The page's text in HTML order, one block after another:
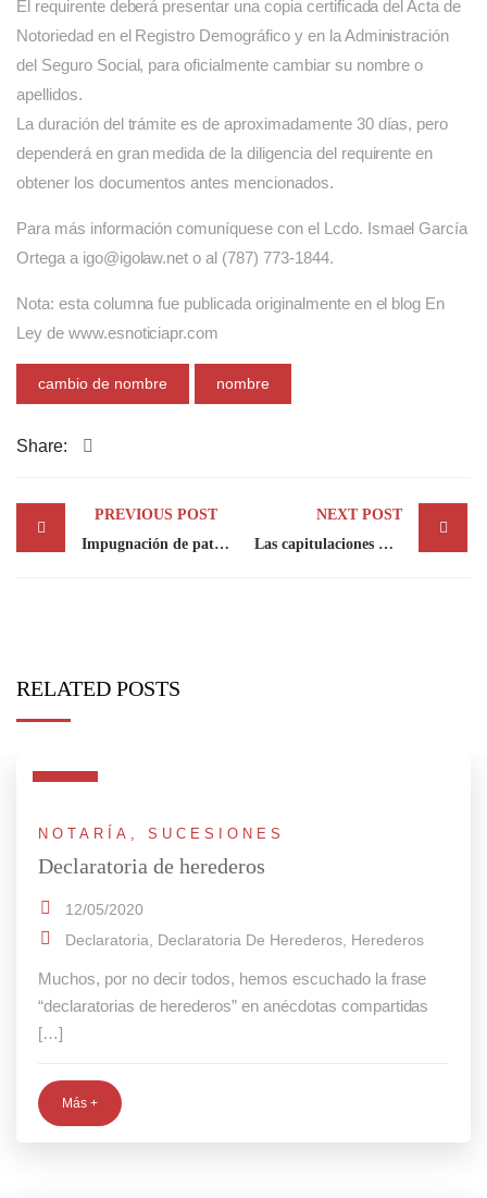
El requirente deberá presentar una copia certificada del Acta de
Notoriedad en el Registro Demográfico y en la Administración
del Seguro Social, para oficialmente cambiar su nombre o
apellidos.
La duración del trámite es de aproximadamente 30 días, pero
dependerá en gran medida de la diligencia del requirente en
obtener los documentos antes mencionados.
Para más información comuníquese con el Lcdo. Ismael García
Ortega a igo@igolaw.net o al (787) 773-1844.
Nota: esta columna fue publicada originalmente en el blog En
Ley de www.esnoticiapr.com
cambio de nombre nombre
Share:
Post
navigationPREVIOUS POST
Impugnación de paternidad
NEXT POST
Las capitulaciones matrimoniales ahora se pueden hacer o modificar después de celebrado el matrimonio
RELATED POSTS
NOTARÍA , SUCESIONES
Declaratoria de herederos
12/05/2020
Declaratoria
Declaratoria De Herederos Herederos
Muchos, por no decir todos, hemos escuchado la frase
“declaratorias de herederos” en anécdotas compartidas
[…]
Más +